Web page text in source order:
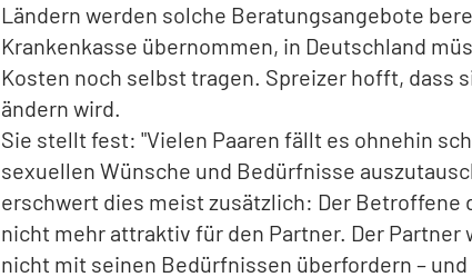
Ländern werden solche Beratungsangebote
Krankenkasse übernommen, in Deutschland
Kosten noch selbst tragen. Spreizer hofft, dass
ändern wird.
Sie stellt fest: "Vielen Paaren fällt es ohnehin
sexuellen Wünsche und Bedürfnisse
erschwert dies meist zusätzlich: Der Betroffene
nicht mehr attraktiv für den Partner. Der Partner
nicht mit seinen Bedürfnissen überfordern –